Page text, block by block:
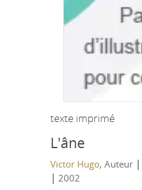
texte imprimé
L'âne
Victor Hugo, Auteur |
| 2002